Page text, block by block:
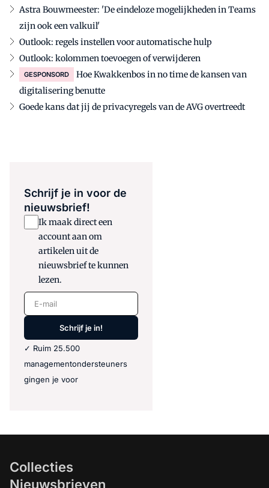
Astra Bouwmeester: 'De eindeloze mogelijkheden in Teams
zijn ook een valkuil'
Outlook: regels instellen voor automatische hulp
Outlook: kolommen toevoegen of verwijderen
GESPONSORD
Hoe Kwakkenbos in no time de kansen van
digitalisering benutte
Goede kans dat jij de privacyregels van de AVG overtreedt
Schrijf je in voor de
nieuwsbrief!
Ik maak direct een
account aan om
artikelen uit de
nieuwsbrief te kunnen
lezen.
E-mail
Schrijf je in!
✓ Ruim 25.500
managementondersteuners
gingen je voor
Collecties
Nieuwsbrieven